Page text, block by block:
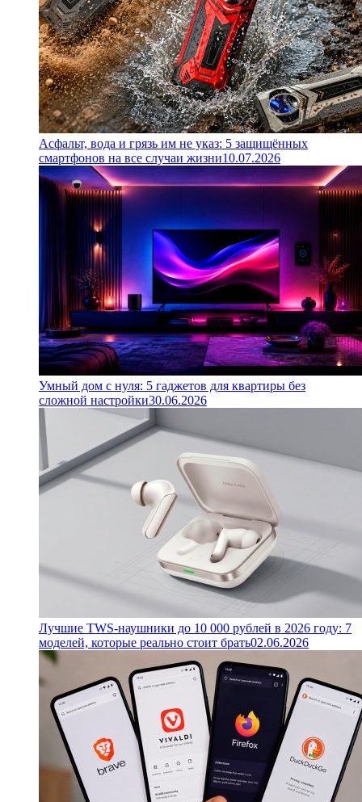
Асфальт, вода и грязь им не указ: 5 защищённых
смартфонов на все случаи жизни10.07.2026
Умный дом с нуля: 5 гаджетов для квартиры без
сложной настройки30.06.2026
Лучшие TWS-наушники до 10 000 рублей в 2026 году: 7
моделей, которые реально стоит брать02.06.2026